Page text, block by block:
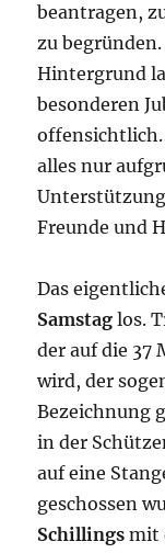
beantragen,
zu
Hintergrund
besonderen
alles nur
Freunde und
Das
Samstag los.
der auf die 37
wird, der
Bezeichnung
in der
auf eine
geschossen
Schillings mit